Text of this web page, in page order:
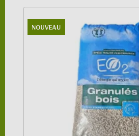
NOUVEAU